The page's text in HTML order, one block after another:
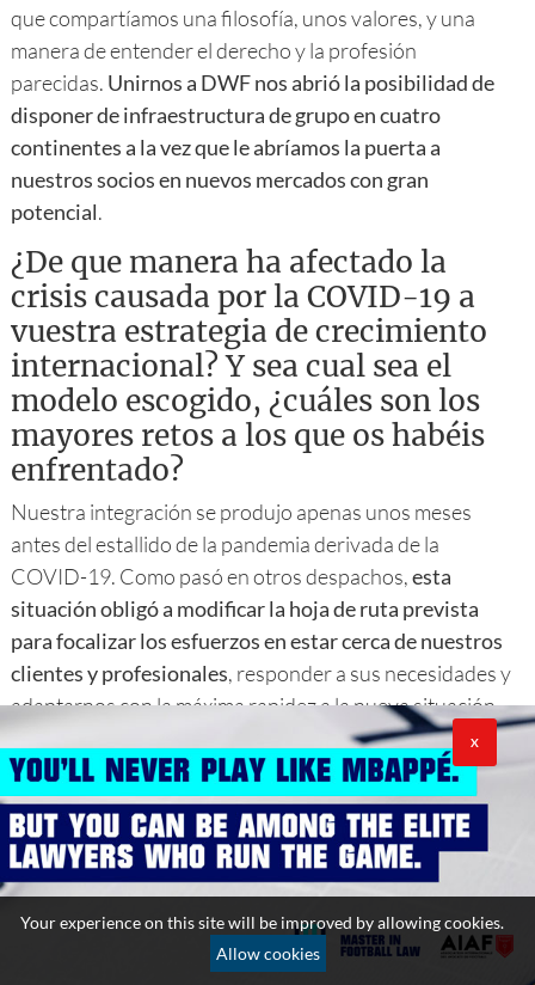
que compartíamos una filosofía, unos valores, y una
manera de entender el derecho y la profesión
parecidas. Unirnos a DWF nos abrió la posibilidad de
disponer de infraestructura de grupo en cuatro
continentes a la vez que le abríamos la puerta a
nuestros socios en nuevos mercados con gran
potencial.
¿De que manera ha afectado la
crisis causada por la COVID-19 a
vuestra estrategia de crecimiento
internacional? Y sea cual sea el
modelo escogido, ¿cuáles son los
mayores retos a los que os habéis
enfrentado?
Nuestra integración se produjo apenas unos meses
antes del estallido de la pandemia derivada de la
COVID-19. Como pasó en otros despachos,esta
situación obligó a modificar la hoja de ruta prevista
para focalizar los esfuerzos en estar cerca de nuestros
clientes y profesionales, responder a sus necesidades y
adaptarnos con la máxima rapidez a la nueva situación.
Dejando de lado esta excepcional situación, toda
integración supone la unión de dos engranajes y
lanecesidad de velar porque estos funcionen de la
mejor manera posible tanto para nuestros
profesionales como para nuestros clientes. Si se tiene
en cuenta, además, el hecho de que la integración sea
con un despacho internacional, habrá que tener en
X
Your experience on this site will be improved by allowing cookies.
Allow cookies